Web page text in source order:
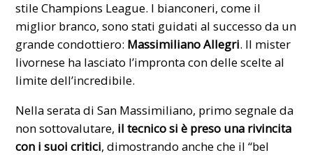
stileChampions League. I bianconeri, come il
miglior branco, sono stati guidati al successo da un
grande condottiero: Massimiliano Allegri. Il mister
livornese ha lasciato l’impronta con delle scelte al
limite dell’incredibile.
Nella serata di San Massimiliano, primo segnale da
non sottovalutare, il tecnico si è preso una rivincita
con i suoi critici, dimostrando anche che il “bel